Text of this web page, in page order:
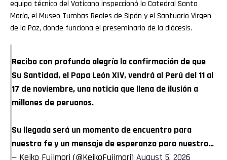
equipo técnico del Vaticano inspeccionó la Catedral Santa
María, el Museo Tumbas Reales de Sipán y el Santuario Virgen
de la Paz, donde funciona el preseminario de la diócesis.
Recibo con profunda alegría la confirmación de que
Su Santidad, el Papa León XIV, vendrá al Perú del 11 al
17 de noviembre, una noticia que llena de ilusión a
millones de peruanos.
Su llegada será un momento de encuentro para
nuestra fe y un mensaje de esperanza para nuestro…
— Keiko Fujimori (@KeikoFujimori) August 5, 2026